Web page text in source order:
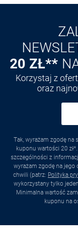
20 ZŁ**
Korzystaj z
oraz
Tak, wyrażam zgodę na
kuponu wartości 20
szczególności z
wyrażam zgodę na jego
chwili (patrz: Polityka
wykorzystany tylko
Minimalna wartość
kuponu na